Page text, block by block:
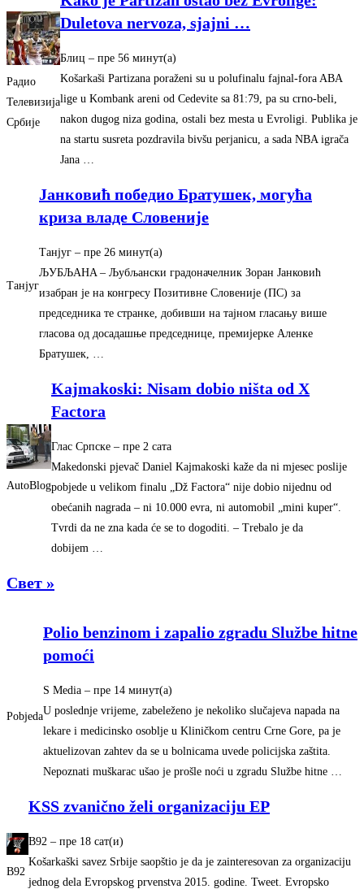
Радио
Телевизија
Србије
Duletova nervoza, sjajni …
Блиц – ‎пре 56 минут(а)‎
Košarkaši Partizana poraženi su u polufinalu fajnal-fora ABA
lige u Kombank areni od Cedevite sa 81:79, pa su crno-beli,
nakon dugog niza godina, ostali bez mesta u Evroligi. Publika je
na startu susreta pozdravila bivšu perjanicu, a sada NBA igrača
Jana …
Танјуг
Jанковић победио Братушек, могућа
криза владе Словениjе
Танјуг – ‎пре 26 минут(а)‎
ЉУБЉAНA – Љубљански градоначелник Зоран Jанковић
изабран jе на конгресу Позитивне Словениjе (ПС) за
председника те странке, добивши на таjном гласању више
гласова од досадашње председнице, премиjерке Aленке
Братушек, …
AutoBlog
Kajmakoski: Nisam dobio ništa od X
Factora
Глас Српске – ‎пре 2 сата‎
Makedonski pjevač Daniel Kajmakoski kaže da ni mjesec poslije
pobjede u velikom finalu „Dž Factora“ nije dobio nijednu od
obećanih nagrada – ni 10.000 evra, ni automobil „mini kuper“.
Tvrdi da ne zna kada će se to dogoditi. – Trebalo je da
dobijem …
Свет »
Pobjeda
Polio benzinom i zapalio zgradu Službe hitne
pomoći
S Media – ‎пре 14 минут(а)‎
U poslednje vrijeme, zabeleženo je nekoliko slučajeva napada na
lekare i medicinsko osoblje u Kliničkom centru Crne Gore, pa je
aktuelizovan zahtev da se u bolnicama uvede policijska zaštita.
Nepoznati muškarac ušao je prošle noći u zgradu Službe hitne …
B92
KSS zvanično želi organizaciju EP
B92 – ‎пре 18 сат(и)‎
Košarkaški savez Srbije saopštio je da je zainteresovan za organizaciju
jednog dela Evropskog prvenstva 2015. godine. Tweet. Evropsko